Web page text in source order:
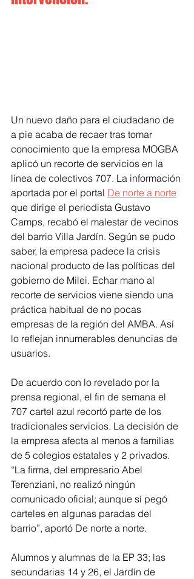
Un nuevo daño para el ciudadano de
a pie acaba de recaer tras tomar
conocimiento que la empresa MOGBA
aplicó un recorte de servicios en la
línea de colectivos 707. La información
aportada por el portal De norte a norte
que dirige el periodista Gustavo
Camps, recabó el malestar de vecinos
del barrio Villa Jardín. Según se pudo
saber, la empresa padece la crisis
nacional producto de las políticas del
gobierno de Milei. Echar mano al
recorte de servicios viene siendo una
práctica habitual de no pocas
empresas de la región del AMBA. Así
lo reflejan innumerables denuncias de
usuarios.
De acuerdo con lo revelado por la
prensa regional, el fin de semana el
707 cartel azul recortó parte de los
tradicionales servicios. La decisión de
la empresa afecta al menos a familias
de 5 colegios estatales y 2 privados.
“La firma, del empresario Abel
Terenziani, no realizó ningún
comunicado oficial; aunque sí pegó
carteles en algunas paradas del
barrio”, aportó De norte a norte.
Alumnos y alumnas de la EP 33; las
secundarias 14 y 26, el Jardín de